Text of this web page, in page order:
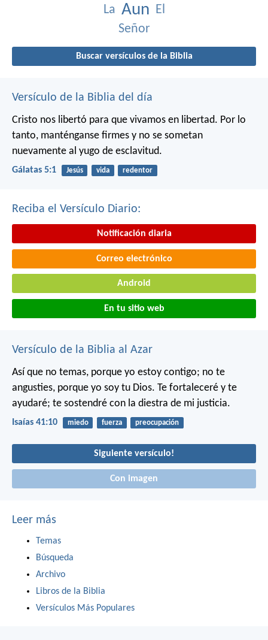
La Aun El
Señor
Buscar versículos de la Biblia
Versículo de la Biblia del día
Cristo nos libertó para que vivamos en libertad. Por lo
tanto, manténganse firmes y no se sometan
nuevamente al yugo de esclavitud.
Gálatas 5:1 Jesús vida redentor
Reciba el Versículo Diario:
Notificación diaria
Correo electrónico
Android
En tu sitio web
Versículo de la Biblia al Azar
Así que no temas, porque yo estoy contigo; no te
angusties, porque yo soy tu Dios. Te fortaleceré y te
ayudaré; te sostendré con la diestra de mi justicia.
Isaías 41:10 miedo fuerza preocupación
Siguiente versículo!
Con imagen
Leer más
Temas
Búsqueda
Archivo
Libros de la Biblia
Versículos Más Populares